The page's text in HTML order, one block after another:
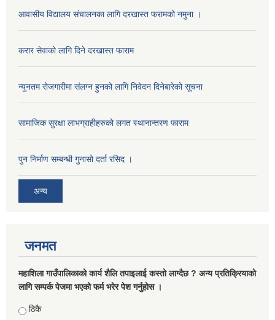
आवासीय विद्यालय संचालनका लागि दरखास्त फरामको नमुना ।
करार सेवाको लागि दिने दरखास्त फाराम
न्युनतम रोजगारीमा संलग्न हुनको लागि निवेदन दिनेबारेको सूचना
सामाजिक सुरक्षा लाभग्राहीहरुको लगत स्थानान्तरण फाराम
पुन निर्माण सम्बन्धी गुनासो दर्ता रसिद ।
अन्य
जनमत
महाशिला गाउँपालिकाको कार्य शैलि तपाइलाई कस्तो लाग्दैछ ? अन्य प्रतिक्रियाको
लागि सम्पर्क पेजमा भएको फर्म भरेर पेश गर्नुहोस ।
Choices
ठिकै